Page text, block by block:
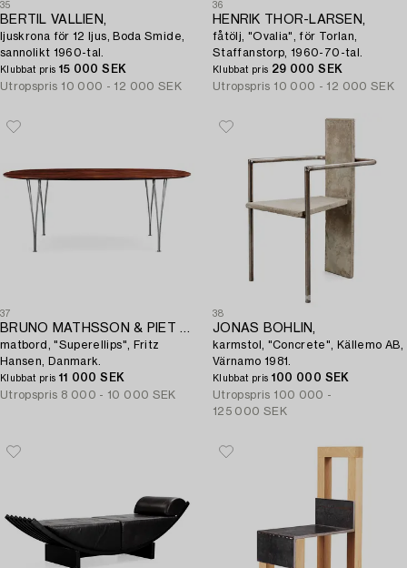
35
BERTIL VALLIEN,
ljuskrona för 12 ljus, Boda Smide,
sannolikt 1960-tal.
Klubbat pris 15 000 SEK
Utropspris 10 000 - 12 000 SEK
36
HENRIK THOR-LARSEN,
fåtölj, "Ovalia", för Torlan,
Staffanstorp, 1960-70-tal.
Klubbat pris 29 000 SEK
Utropspris 10 000 - 12 000 SEK
37
BRUNO MATHSSON & PIET HEIN,
matbord, "Superellips", Fritz
Hansen, Danmark.
Klubbat pris 11 000 SEK
Utropspris 8 000 - 10 000 SEK
38
JONAS BOHLIN,
karmstol, "Concrete", Källemo AB,
Värnamo 1981.
Klubbat pris 100 000 SEK
Utropspris 100 000 -
125 000 SEK